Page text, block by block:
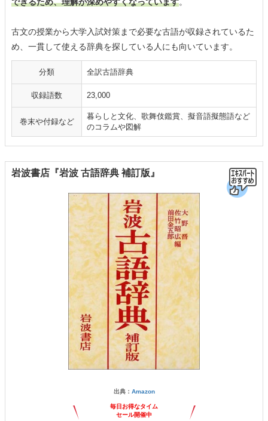
古文の授業から大学入試対策まで必要な古語が収録されているた
め、一貫して使える辞典を探している人にも向いています。
分類 全訳古語辞典
収録語数 23,000
巻末や付録など
暮らしと文化、歌舞伎鑑賞、擬音語擬態語など
のコラムや図解
岩波書店『岩波 古語辞典 補訂版』
出典： Amazon
毎日お得なタイム
セール開催中